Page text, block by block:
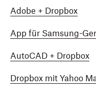
Adobe + Dropbox
App für Samsung-
AutoCAD + Dropbox
Dropbox mit Yahoo